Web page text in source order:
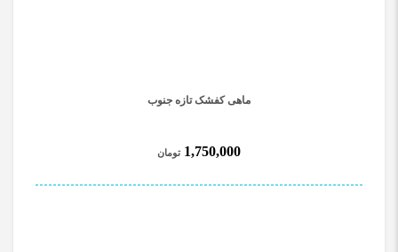
ماهی کفشک تازه جنوب
1,750,000 تومان